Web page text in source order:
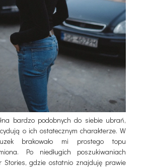
bardzo podobnych do siebie ubrań,
o ich ostatecznym charakterze. W
brakowało mi prostego topu
Po niedługich poszukiwaniach
Stories, gdzie ostatnio znajduję prawie